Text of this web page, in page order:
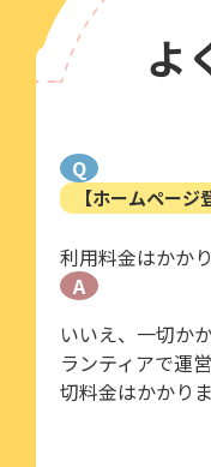
よ
Q
【ホームページ
利用料金はかか
A
いいえ、一切か
ランティアで運
切料金はかかりま